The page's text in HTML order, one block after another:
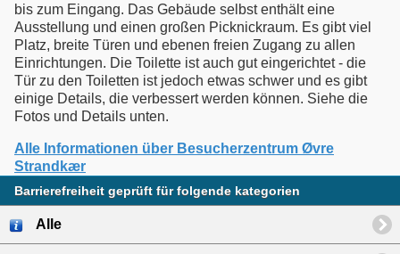
bis zum Eingang. Das Gebäude selbst enthält eine
Ausstellung und einen großen Picknickraum. Es gibt viel
Platz, breite Türen und ebenen freien Zugang zu allen
Einrichtungen. Die Toilette ist auch gut eingerichtet - die
Tür zu den Toiletten ist jedoch etwas schwer und es gibt
einige Details, die verbessert werden können. Siehe die
Alle Informationen über Besucherzentrum Øvre
Strandkær
Barrierefreiheit geprüft für folgende kategorien
Alle